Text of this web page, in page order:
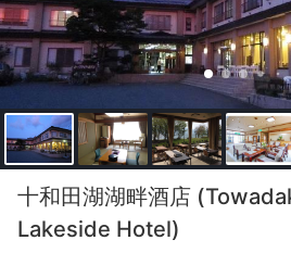
十和田湖湖畔酒店
Lakeside Hotel)